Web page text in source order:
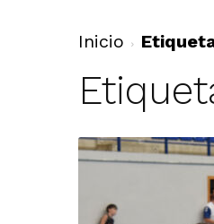
Inicio